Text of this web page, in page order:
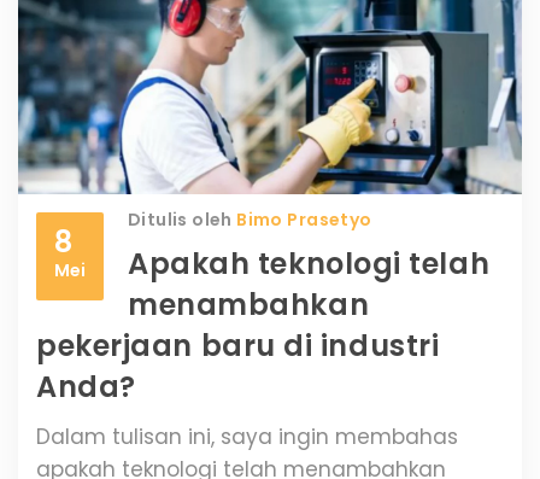
8
Mei
Ditulis oleh Bimo Prasetyo
Apakah teknologi telah
menambahkan
pekerjaan baru di industri
Anda?
Dalam tulisan ini, saya ingin membahas
apakah teknologi telah menambahkan